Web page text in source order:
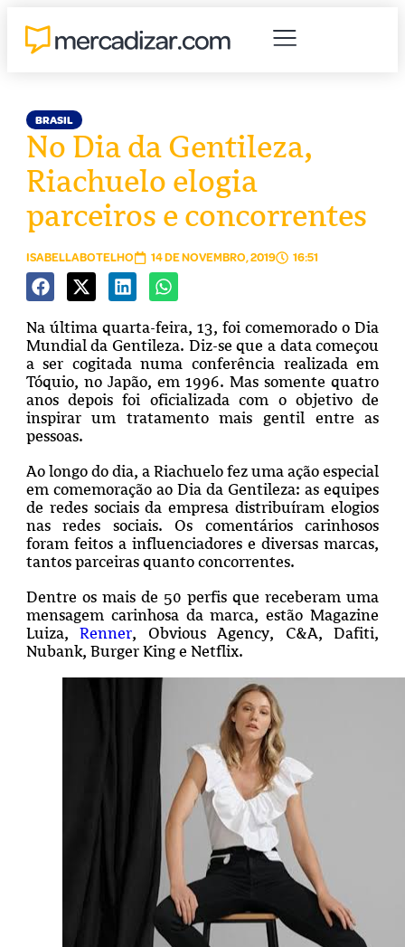
BRASIL
No Dia da Gentileza,
Riachuelo elogia
parceiros e concorrentes
ISABELLABOTELHO 14 DE NOVEMBRO, 2019 16:51
Na última quarta-feira, 13, foi comemorado o Dia
Mundial da Gentileza. Diz-se que a data começou
a ser cogitada numa conferência realizada em
Tóquio, no Japão, em 1996. Mas somente quatro
anos depois foi oficializada com o objetivo de
inspirar um tratamento mais gentil entre as
pessoas.
Ao longo do dia, a Riachuelo fez uma ação especial
em comemoração ao Dia da Gentileza: as equipes
de redes sociais da empresa distribuíram elogios
nas redes sociais. Os comentários carinhosos
foram feitos a influenciadores e diversas marcas,
tantos parceiras quanto concorrentes.
Dentre os mais de 50 perfis que receberam uma
mensagem carinhosa da marca, estão Magazine
Luiza,Renner, Obvious Agency, C&A, Dafiti,
Nubank, Burger King e Netflix.